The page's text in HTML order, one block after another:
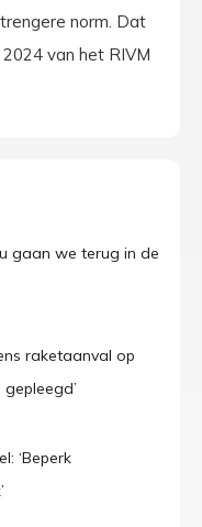
norm. Dat
van het RIVM
gaan we terug in de
raketaanval op
‘Beperk